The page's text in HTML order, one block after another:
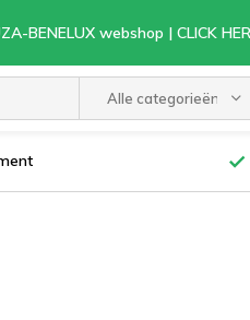
Alle categorieën
BENELUX webshop | CLICK